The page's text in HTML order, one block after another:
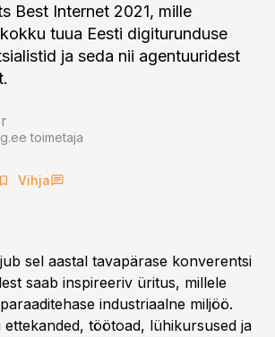
Best Internet 2021, mille
tuua Eesti digiturunduse
ja seda nii agentuuridest
toimetaja
Vihja
sel aastal tavapärase konverentsi
saab inspireeriv üritus, millele
industriaalne miljöö.
töötoad, lühikursused ja